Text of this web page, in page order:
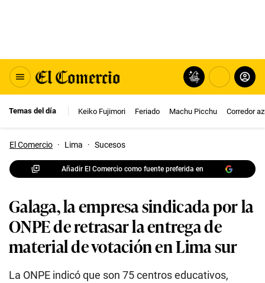
Temas del día Keiko Fujimori Feriado Machu Picchu Corredor
El Comercio · Lima · Sucesos
Añadir El Comercio como fuente preferida en
Galaga, la empresa sindicada por la
ONPE de retrasar la entrega de
material de votación en Lima sur
La ONPE indicó que son 75 centros educativos,